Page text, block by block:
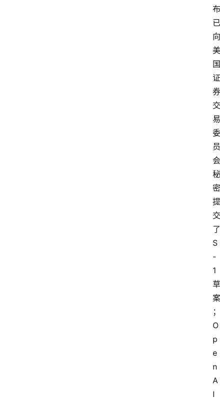
布
已
向
美
国
证
券
交
易
委
员
会
秘
密
提
交
了
S
-
1
草
案
；
O
p
e
n
A
I